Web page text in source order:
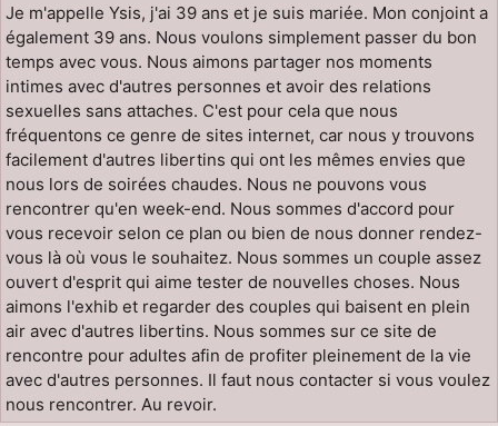
Je m'appelle Ysis, j'ai 39 ans et je suis mariée. Mon conjoint a
également 39 ans. Nous voulons simplement passer du bon
temps avec vous. Nous aimons partager nos moments
intimes avec d'autres personnes et avoir des relations
sexuelles sans attaches. C'est pour cela que nous
fréquentons ce genre de sites internet, car nous y trouvons
facilement d'autres libertins qui ont les mêmes envies que
nous lors de soirées chaudes. Nous ne pouvons vous
rencontrer qu'en week-end. Nous sommes d'accord pour
vous recevoir selon ce plan ou bien de nous donner rendez-
vous là où vous le souhaitez. Nous sommes un couple assez
ouvert d'esprit qui aime tester de nouvelles choses. Nous
aimons l'exhib et regarder des couples qui baisent en plein
air avec d'autres libertins. Nous sommes sur ce site de
rencontre pour adultes afin de profiter pleinement de la vie
avec d'autres personnes. Il faut nous contacter si vous voulez
nous rencontrer. Au revoir.